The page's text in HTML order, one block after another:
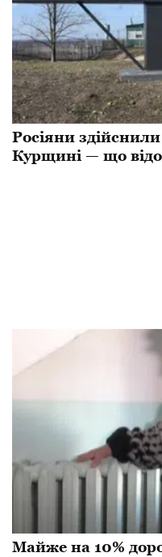
Росіяни
Курщині — що
Майже на 10%